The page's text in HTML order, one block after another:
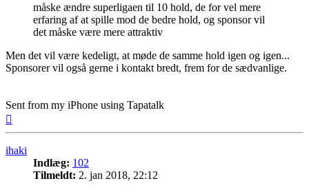
måske ændre superligaen til 10 hold, de for vel mere
erfaring af at spille mod de bedre hold, og sponsor vil
det måske være mere attraktiv
Men det vil være kedeligt, at møde de samme hold igen og igen...
Sponsorer vil også gerne i kontakt bredt, frem for de sædvanlige.
Sent from my iPhone using Tapatalk
ihaki
Indlæg: 102
Tilmeldt: 2. jan 2018, 22:12